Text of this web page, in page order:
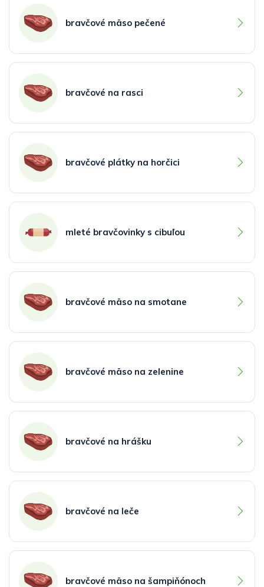
bravčové mäso pečené
bravčové na rasci
bravčové plátky na horčici
mleté bravčovinky s cibuľou
bravčové mäso na smotane
bravčové mäso na zelenine
bravčové na hrášku
bravčové na leče
bravčové mäso na šampiňónoch